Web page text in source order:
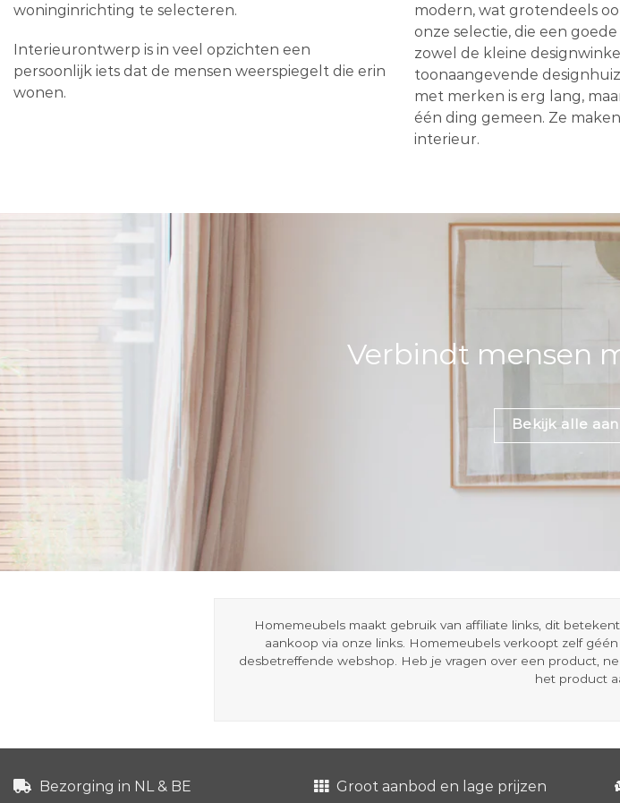
woninginrichting te selecteren.
Interieurontwerp is in veel opzichten een
persoonlijk iets dat de mensen weerspiegelt die erin
wonen.
modern, wat grotendeels
onze selectie, die een
zowel de kleine
toonaangevende
met merken is erg lang,
één ding gemeen. Ze
interieur.
Verbindt mensen
Bekijk alle
Homemeubels maakt gebruik van affiliate links, dit
aankoop via onze links. Homemeubels verkoopt zelf
desbetreffende webshop. Heb je vragen over een product,
het product
Bezorging in NL & BE Groot aanbod en lage prijzen